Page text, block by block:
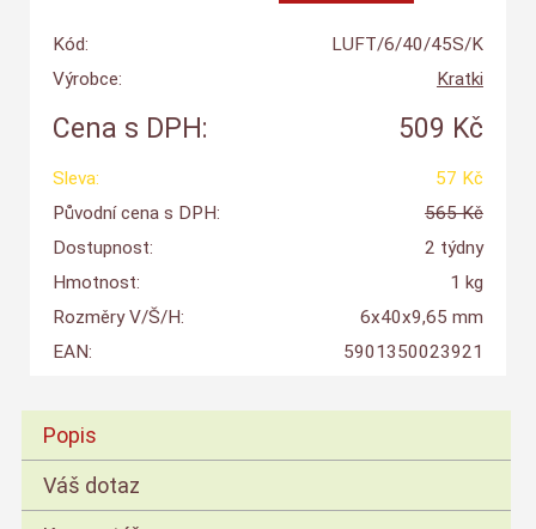
Kód:
LUFT/6/40/45S/K
Výrobce:
Kratki
Cena s DPH: 509 Kč
Sleva:
57 Kč
Původní cena s DPH:
565 Kč
Dostupnost:
2 týdny
Hmotnost:
1 kg
Rozměry V/Š/H:
6x40x9,65 mm
EAN:
5901350023921
Popis
Váš dotaz